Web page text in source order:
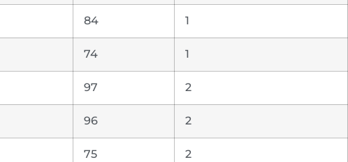
84 1
74 1
97 2
96 2
75 2